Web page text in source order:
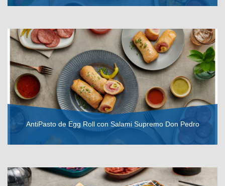
AntiPasto de Egg Roll con Salami Supremo Don Pedro